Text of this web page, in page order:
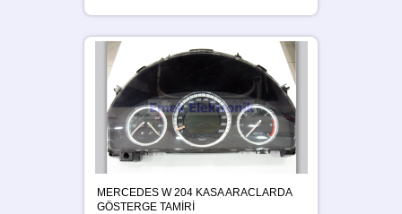
MERCEDES W 204 KASA ARACLARDA
GÖSTERGE TAMİRİ